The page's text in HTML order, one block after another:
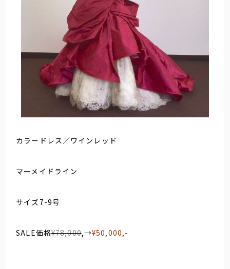
カラードレス／ワインレッド
マーメイドライン
サイズ7-9号
SALE価格¥78,000,→¥50,000,-